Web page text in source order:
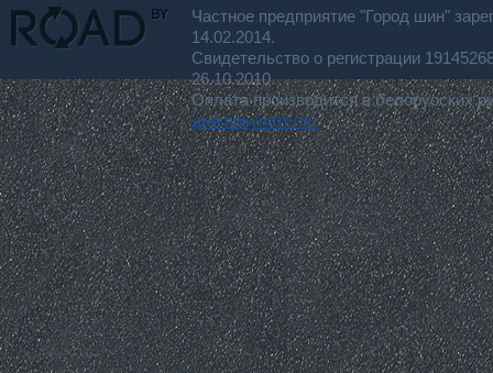
Частное предприятие "Город шин"
14.02.2014.
Свидетельство о регистрации
26.10.2010.
Оплата производится в белорусских
для покупателя.